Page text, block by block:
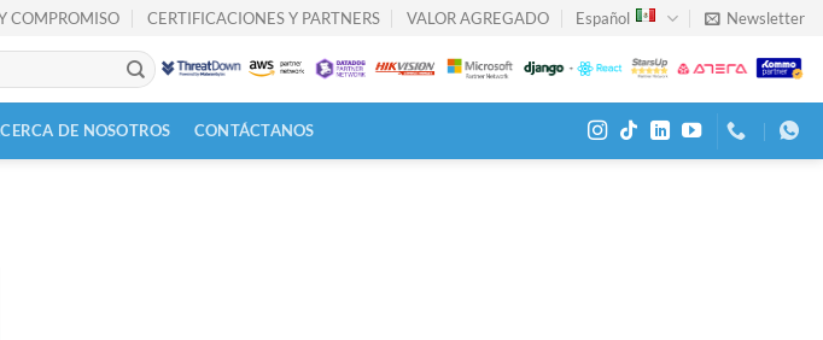
COMPROMISO CERTIFICACIONES Y PARTNERS VALOR AGREGADO Español Newsletter
DE NOSOTROS CONTÁCTANOS